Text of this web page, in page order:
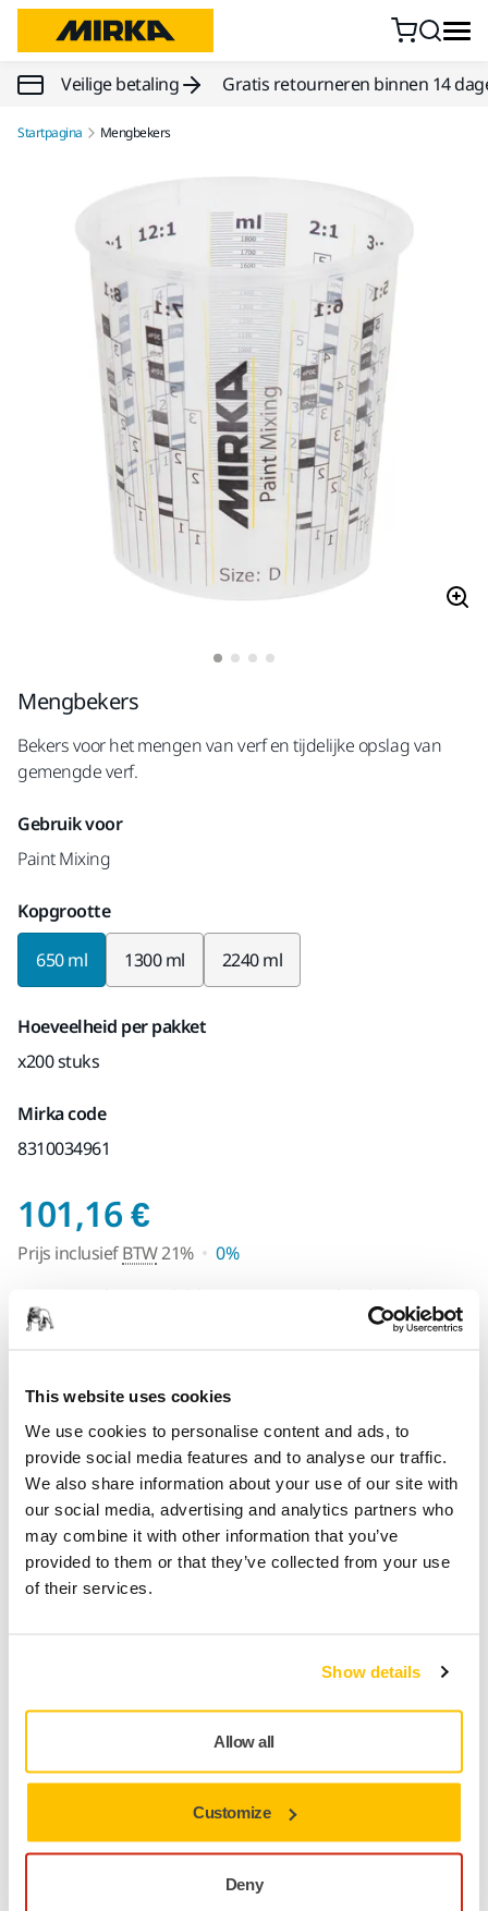
This website uses cookies
We use cookies to personalise content and ads, to
provide social media features and to analyse our traffic.
We also share information about your use of our site with
our social media, advertising and analytics partners who
may combine it with other information that you’ve
provided to them or that they’ve collected from your use
of their services.
Show details
Allow all
Customize
Deny
Doorgaan naar inhoud
Veilige betaling Gratis retourneren binnen 14
Startpagina Mengbekers
Mengbekers
Bekers voor het mengen van verf en tijdelijke opslag van
gemengde verf.
Gebruik voor
Paint Mixing
Kopgrootte
650 ml 1300 ml 2240 ml
Hoeveelheid per pakket
x200 stuks
Mirka code
8310034961
101,16 €Prijs inclusief BTW
Prijs inclusiefBTW21%
0%
shop. Kom later nog eens terug.
Levering in Nederland
Geen verzendkosten bij bestellingen vanaf €49,90
incl. btw
Veilige betaling
Track & Trace
Cups voor verf mengen en tijdelijk bewaren van gemengde
verf. 10 verschillende mengverhoudingen, duidelijk gedrukt
koude overdracht tijdens het mengen. Winterbestendig
plastic. Deksels zijn apart verkrijgbaar.
Het Mirka® Verfmeng assortiment omvat mengbekers,
deksels & systemen, mengstaafjes, verfzeefjes, praktische